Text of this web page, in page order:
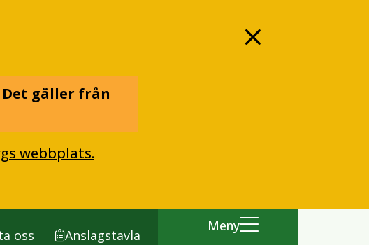
Det gäller från
webbplats.
oss Anslagstavla
Meny